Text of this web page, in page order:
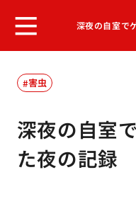
深夜の自室で
害虫
深夜の自室
た夜の記録